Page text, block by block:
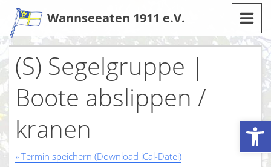
Werkzeugleiste öffnen
Zum
Inhalt
Wannseeaten 1911 e.V.
(S) Segelgruppe |
Boote abslippen /
kranen
» Termin speichern (Download iCal-Datei)